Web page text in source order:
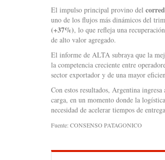
El impulso principal provino del
uno de los flujos más dinámicos del
(+37%), lo que refleja una
de alto valor agregado.
El informe de ALTA subraya que la
la competencia creciente entre
sector exportador y de una mayor
Con estos resultados, Argentina
carga, en un momento donde la
necesidad de acelerar tiempos de
Fuente: CONSENSO PATAGONICO